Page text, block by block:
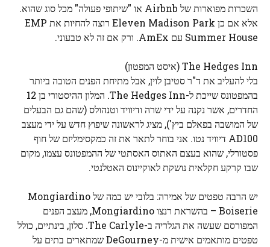
השכרות מפוארות של Airbnb או "שיתופי פעולה" מכל סוג שהוא.
אלא אם כן Eleven Madison Park רוצה להחיות את EMP
Summer House עם AmEx. ורק אם זה לא טבעוני.
The Hedges Inn (איסט המפטון)
בלי להעליב את ד"ר סטיבן לוין, אבל מתיחת הפנים הטובה ביותר
בהמפטונס שייכת ל-The Hedges Inn. המלון ההיסטורי בן 12
החדרים, אשר נקנה על ידי שרה ודיוויד וטנהולס (שהם גם הבעלים
של המושבה בפאלם ביץ'), מציג לראשונה שיפוץ חדש על ידי מעצב
AD100 דיוויד נטו. אני בוחר לתאר את זה כמקסימליזם של חוף
פסטורלי, שהוא בעצם האתוס האסתטי של ההמפטונס עצמו, מקום
שבו קרקע חקלאית נושקת לאוקיינוס ​​האטלנטי.
יש הרבה טפטים של אמירה: בלובי יש כמה של Mongiardino
Boiserie – בהשראת רנצו Mongiardino, מעצב הפנים
המפורסם שעשה את הגלריה ב-The Carlyle. סלון, בינתיים, כולל
טפטים מותאמים אישית מ-DeGourney שמתארים בתים על